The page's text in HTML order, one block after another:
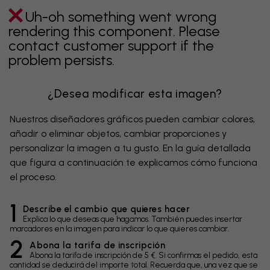
Uh-oh something went wrong
rendering this component. Please
contact customer support if the
problem persists.
¿Desea modificar esta imagen?
Nuestros diseñadores gráficos pueden cambiar colores,
añadir o eliminar objetos, cambiar proporciones y
personalizar la imagen a tu gusto. En la guía detallada
que figura a continuación te explicamos cómo funciona
el proceso.
1 Describe el cambio que quieres hacer
Explica lo que deseas que hagamos. También puedes insertar
marcadores en la imagen para indicar lo que quieres cambiar.
2 Abona la tarifa de inscripción
Abona la tarifa de inscripción de 5 €. Si confirmas el pedido, esta
cantidad se deducirá del importe total. Recuerda que, una vez que se